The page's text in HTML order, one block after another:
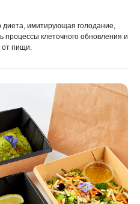
диета, имитирующая голодание,
процессы клеточного обновления и
от пищи.
время
Рационы
Иммунные
шоты
Wellness-
concierge.ru
+7 (980)
800-20-86
Блог